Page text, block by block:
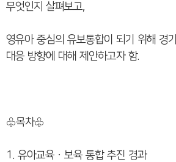
무엇인지 살펴보고,
영유아 중심의 유보통합이 되기 위해 경
대응 방향에 대해 제안하고자 함.
♧목차♧
1. 유아교육ㆍ보육 통합 추진 경과